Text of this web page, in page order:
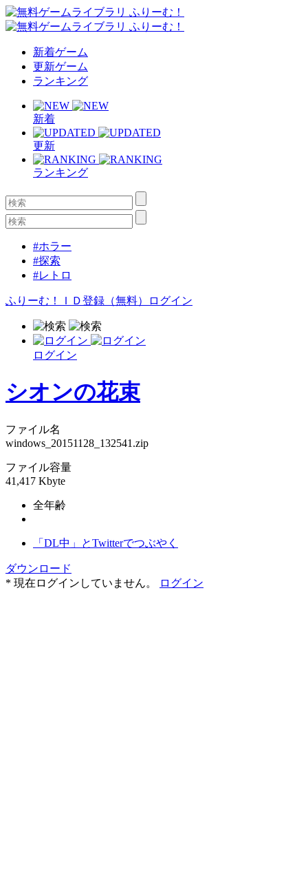
新着ゲーム
更新ゲーム
ランキング
新着
更新
ランキング
#ホラー
#探索
#レトロ
ふりーむ！ＩＤ登録（無料） ログイン
ログイン
シオンの花束
ファイル名
windows_20151128_132541.zip
ファイル容量
41,417 Kbyte
全年齢
「DL中」とTwitterでつぶやく
ダウンロード
* 現在ログインしていません。
ログイン